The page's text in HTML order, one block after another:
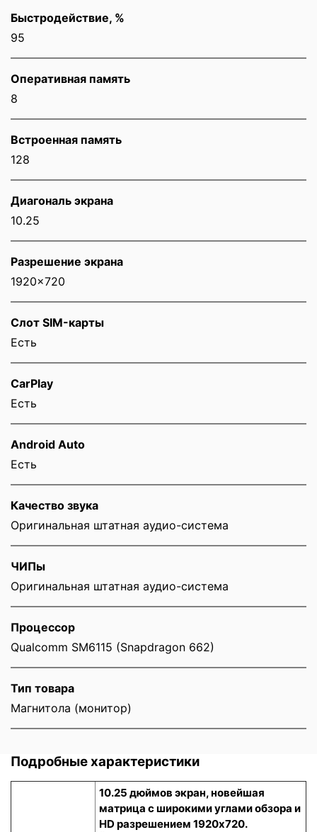
Быстродействие, %
95
Оперативная память
8
Встроенная память
128
Диагональ экрана
10.25
Разрешение экрана
1920x720
Слот SIM-карты
Eсть
CarPlay
Есть
Android Auto
Есть
Качество звука
Оригинальная штатная аудио-система
ЧИПы
Оригинальная штатная аудио-система
Процессор
Qualcomm SM6115 (Snapdragon 662)
Тип товара
Магнитола (монитор)
Подробные характеристики
10.25 дюймов экран, новейшая
матрица с широкими углами обзора и
HD разрешением 1920x720.